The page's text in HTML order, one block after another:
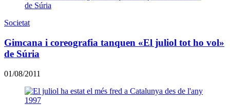
Societat
Gimcana i coreografia tanquen «El juliol tot ho vol»
de Súria
01/08/2011